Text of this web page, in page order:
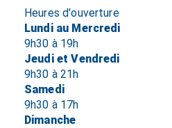
Heures d'ouverture
Lundi au Mercredi
9h30 à 19h
Jeudi et Vendredi
9h30 à 21h
Samedi
9h30 à 17h
Dimanche